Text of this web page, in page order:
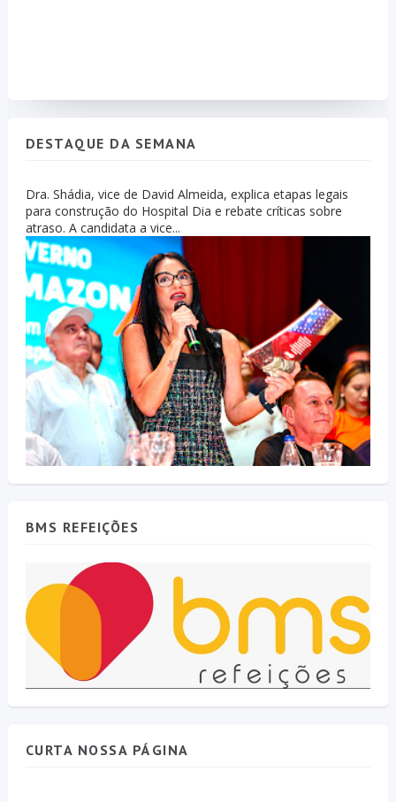
DESTAQUE DA SEMANA
Dra. Shádia, vice de David Almeida, explica etapas legais
para construção do Hospital Dia e rebate críticas sobre
atraso. A candidata a vice...
BMS REFEIÇÕES
CURTA NOSSA PÁGINA